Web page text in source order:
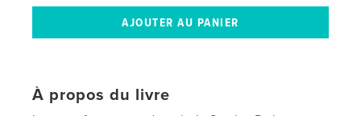
À propos du livre